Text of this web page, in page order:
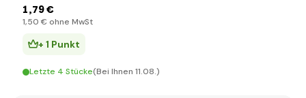
1,79 €
1,50 € ohne MwSt
+ 1 Punkt
Letzte 4 Stücke(Bei Ihnen 11.08.)